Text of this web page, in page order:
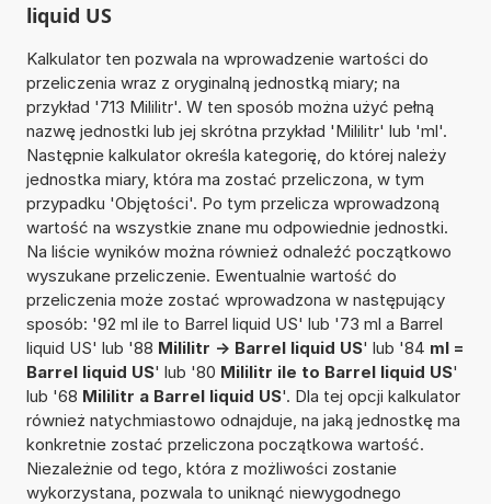
liquid US
Kalkulator ten pozwala na wprowadzenie wartości do
przeliczenia wraz z oryginalną jednostką miary; na
przykład '713 Mililitr'. W ten sposób można użyć pełną
nazwę jednostki lub jej skrótna przykład 'Mililitr' lub 'ml'.
Następnie kalkulator określa kategorię, do której należy
jednostka miary, która ma zostać przeliczona, w tym
przypadku 'Objętości'. Po tym przelicza wprowadzoną
wartość na wszystkie znane mu odpowiednie jednostki.
Na liście wyników można również odnaleźć początkowo
wyszukane przeliczenie. Ewentualnie wartość do
przeliczenia może zostać wprowadzona w następujący
sposób: '92 ml ile to Barrel liquid US' lub '73 ml a Barrel
liquid US' lub '88 Mililitr -> Barrel liquid US' lub '84 ml =
Barrel liquid US' lub '80 Mililitr ile to Barrel liquid US'
lub '68 Mililitr a Barrel liquid US'. Dla tej opcji kalkulator
również natychmiastowo odnajduje, na jaką jednostkę ma
konkretnie zostać przeliczona początkowa wartość.
Niezależnie od tego, która z możliwości zostanie
wykorzystana, pozwala to uniknąć niewygodnego